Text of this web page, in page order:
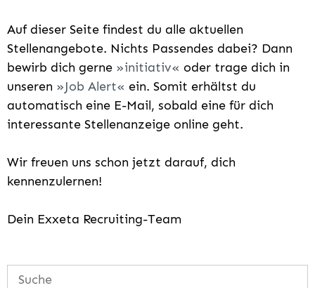
Auf dieser Seite findest du alle aktuellen
Stellenangebote. Nichts Passendes dabei? Dann
bewirb dich gerne
initiativ
oder trage dich in
unseren
Job Alert
ein. Somit erhältst du
automatisch eine E-Mail, sobald eine für dich
interessante Stellenanzeige online geht.
Wir freuen uns schon jetzt darauf, dich
kennenzulernen!
Dein Exxeta Recruiting-Team